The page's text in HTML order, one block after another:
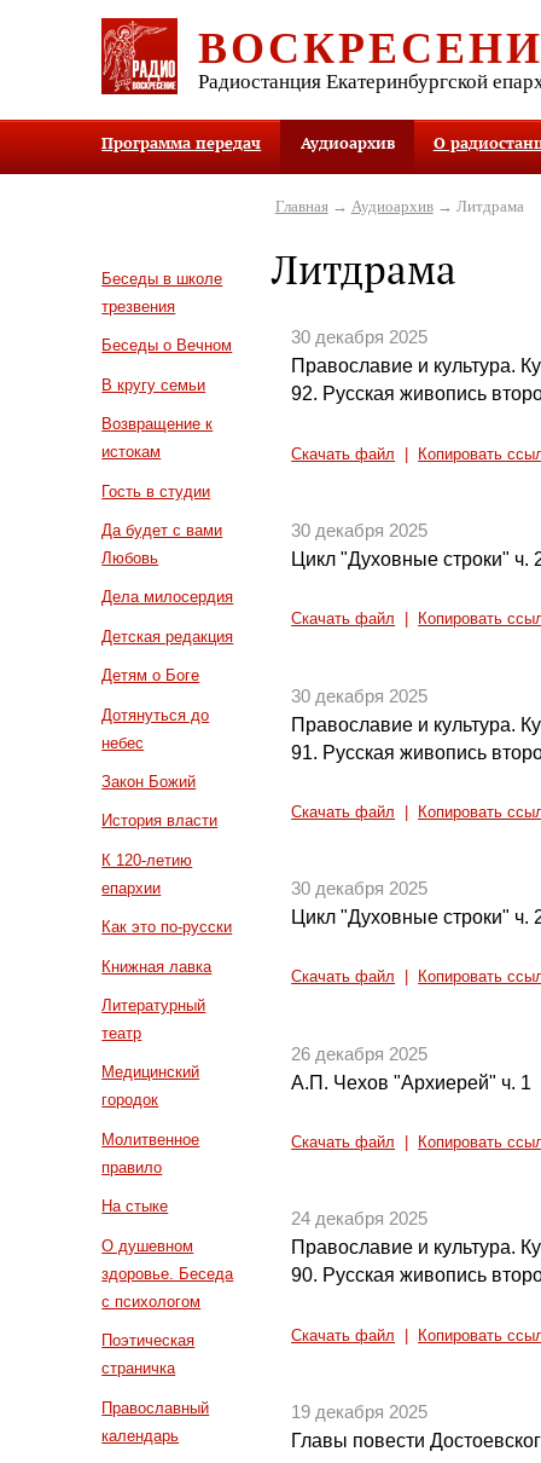
Радиостанция Екатеринбургской
Программа передач Аудиоархив О
Беседы в школе
трезвения
Беседы о Вечном
В кругу семьи
Возвращение к
истокам
Гость в студии
Да будет с вами
Любовь
Дела милосердия
Детская редакция
Детям о Боге
Дотянуться до
небес
Закон Божий
История власти
К 120-летию
епархии
Как это по-русски
Книжная лавка
Литературный
театр
Медицинский
городок
Молитвенное
правило
На стыке
О душевном
здоровье. Беседа
с психологом
Поэтическая
страничка
Православный
календарь
Главная→ Аудиоархив→ Литдрама
Литдрама
30 декабря 2025
Православие и культура.
92. Русская живопись
Скачать файл Копировать
30 декабря 2025
Цикл "Духовные строки" ч.
Скачать файл Копировать
30 декабря 2025
Православие и культура.
91. Русская живопись
Скачать файл Копировать
30 декабря 2025
Цикл "Духовные строки" ч.
Скачать файл Копировать
26 декабря 2025
А.П. Чехов "Архиерей" ч. 1
Скачать файл Копировать
24 декабря 2025
Православие и культура.
90. Русская живопись
Скачать файл Копировать
19 декабря 2025
Главы повести